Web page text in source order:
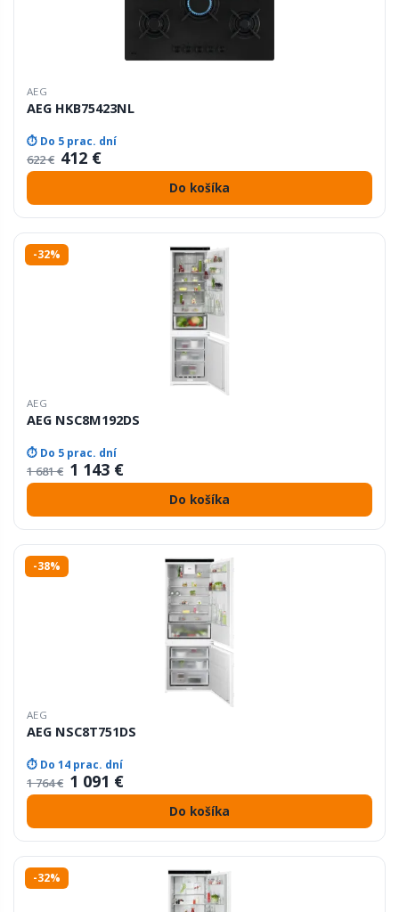
AEG
AEG HKB75423NL
⏱ Do 5 prac. dní
622 € 412 €
Do košíka
-32%
AEG
AEG NSC8M192DS
⏱ Do 5 prac. dní
1 681 € 1 143 €
Do košíka
-38%
AEG
AEG NSC8T751DS
⏱ Do 14 prac. dní
1 764 € 1 091 €
Do košíka
-32%